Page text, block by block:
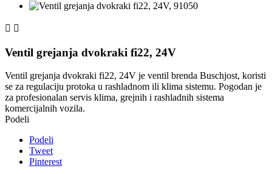
 
Ventil grejanja dvokraki fi22, 24V
Ventil grejanja dvokraki fi22, 24V je ventil brenda Buschjost, koristi
se za regulaciju protoka u rashladnom ili klima sistemu. Pogodan je
za profesionalan servis klima, grejnih i rashladnih sistema
komercijalnih vozila.
Podeli
Podeli
Tweet
Pinterest